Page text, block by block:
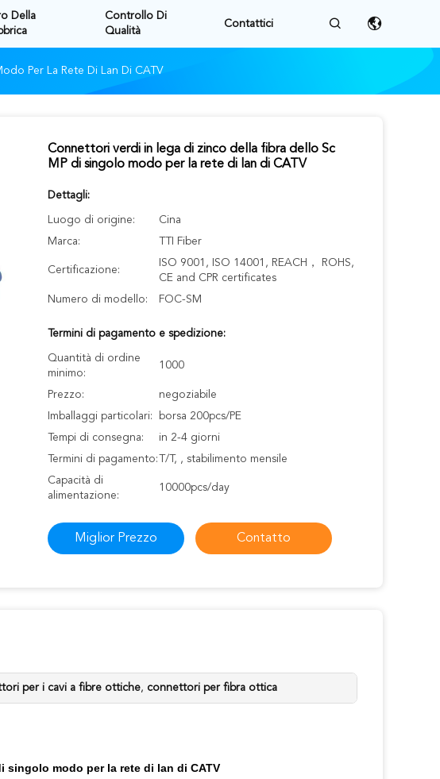
Della
Controllo Di
Qualità
Contattici
Per La Rete Di Lan Di CATV
Connettori verdi in lega di zinco della fibra dello Sc
MP di singolo modo per la rete di lan di CATV
Dettagli:
Luogo di origine:
Cina
Marca:
TTI Fiber
Certificazione:
ISO 9001, ISO 14001, REACH， ROHS,
CE and CPR certificates
Numero di modello:
FOC-SM
Termini di pagamento e spedizione:
Quantità di ordine
minimo:
1000
Prezzo:
negoziabile
Imballaggi particolari:
borsa 200pcs/PE
Tempi di consegna:
in 2-4 giorni
Termini di pagamento:
T/T, , stabilimento mensile
Capacità di
alimentazione:
10000pcs/day
Miglior Prezzo Contatto
per i cavi a fibre ottiche, connettori per fibra ottica
modo per la rete di lan di CATV